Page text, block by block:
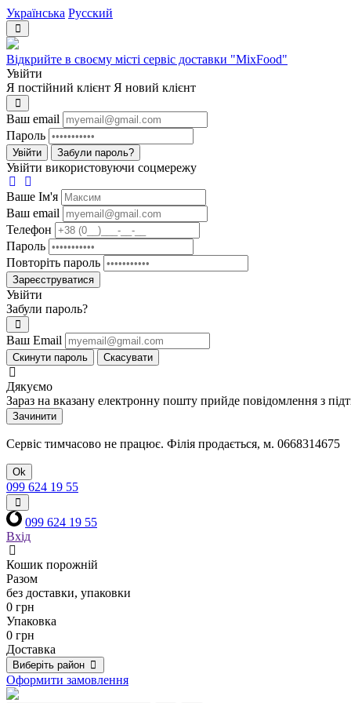
Українська Русский
Відкрийте в своєму місті сервіс доставки "MixFood"
Увійти
Я постійний клієнт Я новий клієнт
Ваш email
Пароль
Увійти Забули пароль?
Увійти використовуючи соцмережу
Ваше Iм'я
Ваш email
Телефон
Пароль
Повторіть пароль
Зареєструватися
Увійти
Забули пароль?
Ваш Email
Скинути пароль Скасувати
Дякуємо
Зараз на вказану електронну пошту прийде повідомлення з
Зачинити
Сервіс тимчасово не працює. Філія продається, м. 0668314675
Ok
099 624 19 55
099 624 19 55
Вхід
Кошик порожній
Разом
без доставки, упаковки
0 грн
Упаковка
0 грн
Доставка
Виберіть район
Оформити замовлення